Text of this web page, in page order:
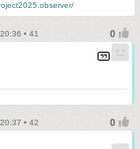
• 41
• 42